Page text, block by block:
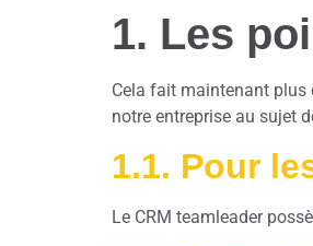
1. Les
Cela fait maintenant plus
notre entreprise au sujet
1.1. Pour
Le CRM teamleader